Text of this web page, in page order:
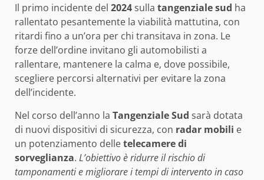
Il primo incidente del 2024sulla tangenziale sud ha
rallentato pesantemente la viabilità mattutina, con
ritardi fino a un’ora per chi transitava in zona. Le
forze dell’ordine invitano gli automobilisti a
rallentare, mantenere la calma e, dove possibile,
scegliere percorsi alternativi per evitare la zona
dell’incidente.
Nel corso dell’anno la Tangenziale Sud sarà dotata
di nuovi dispositivi di sicurezza, con radar mobili e
un potenziamento delletelecamere di
sorveglianza. L’obiettivo è ridurre il rischio di
tamponamenti e migliorare i tempi di intervento in caso